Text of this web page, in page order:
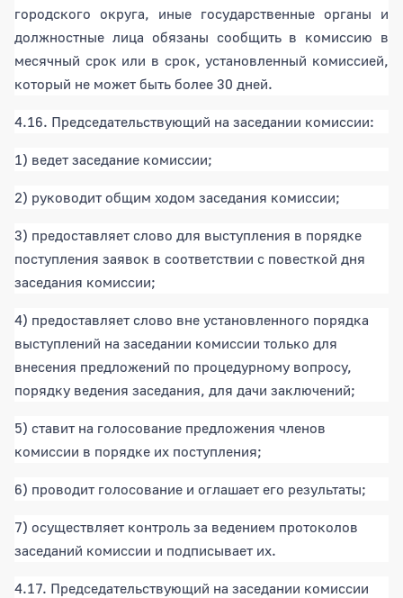
городского округа, иные государственные органы и
должностные лица обязаны сообщить в комиссию в
месячный срок или в срок, установленный комиссией,
который не может быть более 30 дней.
4.16. Председательствующий на заседании комиссии:
1) ведет заседание комиссии;
2) руководит общим ходом заседания комиссии;
3) предоставляет слово для выступления в порядке
поступления заявок в соответствии с повесткой дня
заседания комиссии;
4) предоставляет слово вне установленного порядка
выступлений на заседании комиссии только для
внесения предложений по процедурному вопросу,
порядку ведения заседания, для дачи заключений;
5) ставит на голосование предложения членов
комиссии в порядке их поступления;
6) проводит голосование и оглашает его результаты;
7) осуществляет контроль за ведением протоколов
заседаний комиссии и подписывает их.
4.17. Председательствующий на заседании комиссии